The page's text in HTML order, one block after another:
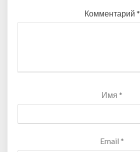
Комментарий *
Имя *
Email *